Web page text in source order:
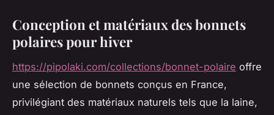
Conception et matériaux des bonnets
polaires pour hiver
https://pipolaki.com/collections/bonnet-polaire offre
une sélection de bonnets conçus en France,
privilégiant des matériaux naturels tels que la laine,